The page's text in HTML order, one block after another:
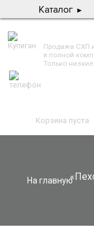
Каталог
Продажа СХП
в полной
Только
Корзина пуста
На главную